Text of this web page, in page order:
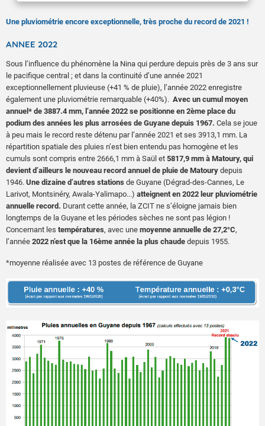
Une pluviométrie encore exceptionnelle, très proche du record de 2021 !
ANNEE 2022
Sous l’influence du phénomène la Nina qui perdure depuis près de 3 ans sur
le pacifique central ; et dans la continuité d’une année 2021
exceptionnellement pluvieuse (+41 % de pluie), l’année 2022 enregistre
également une pluviométrie remarquable (+40%). Avec un cumul moyen
annuel* de 3887.4 mm, l’année 2022 se positionne en 2ème place du
podium des années les plus arrosées de Guyane depuis 1967. Cela se joue
à peu mais le record reste détenu par l’année 2021 et ses 3913,1 mm. La
répartition spatiale des pluies n’est bien entendu pas homogène et les
cumuls sont compris entre 2666,1 mm à Saül et 5817,9 mm à Matoury, qui
devient d’ailleurs le nouveau record annuel de pluie de Matoury depuis
1946. Une dizaine d’autres stations de Guyane (Dégrad-des-Cannes, Le
Larivot, Montsinéry, Awala-Yalimapo...) atteignent en 2022 leur pluviométrie
annuelle record. Durant cette année, la ZCIT ne s’éloigne jamais bien
longtemps de la Guyane et les périodes sèches ne sont pas légion !
Concernant les températures, avec une moyenne annuelle de 27,2°C,
l’année 2022 n’est que la 16ème année la plus chaude depuis 1955.
*moyenne réalisée avec 13 postes de référence de Guyane